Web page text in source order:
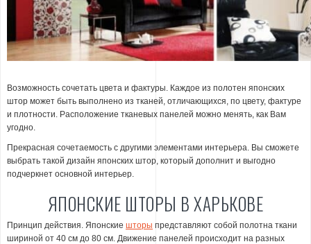
Возможность сочетать цвета и фактуры. Каждое из полотен японских
штор может быть выполнено из тканей, отличающихся, по цвету, фактуре
и плотности. Расположение тканевых панелей можно менять, как Вам
угодно.
Прекрасная сочетаемость с другими элементами интерьера. Вы сможете
выбрать такой дизайн японских штор, который дополнит и выгодно
подчеркнет основной интерьер.
ЯПОНСКИЕ ШТОРЫ В ХАРЬКОВЕ
Принцип действия. Японские шторы представляют собой полотна ткани
шириной от 40 см до 80 см. Движение панелей происходит на разных